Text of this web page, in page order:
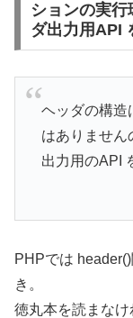
ションの実
ダ出力用API
ヘッダの構造
はありません
出力用のAPI
PHPでは
き。
徳丸本を読まなけ